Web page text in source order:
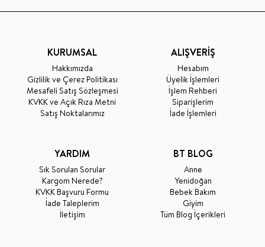
KURUMSAL
Hakkımızda
Gizlilik ve Çerez Politikası
Mesafeli Satış Sözleşmesi
KVKK ve Açık Rıza Metni
Satış Noktalarımız
ALIŞVERİŞ
Hesabım
Üyelik İşlemleri
İşlem Rehberi
Siparişlerim
İade İşlemleri
YARDIM
Sık Sorulan Sorular
Kargom Nerede?
KVKK Başvuru Formu
İade Taleplerim
İletişim
BT BLOG
Anne
Yenidoğan
Bebek Bakım
Giyim
Tüm Blog İçerikleri